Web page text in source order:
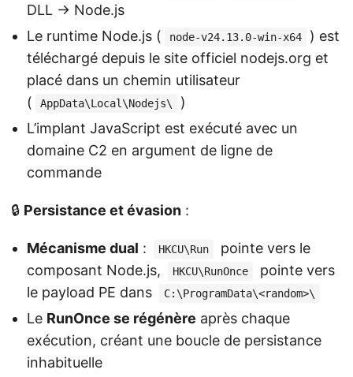
DLL → Node.js
Le runtime Node.js (
node-v24.13.0-win-x64
) est
téléchargé depuis le site officiel nodejs.org et
placé dans un chemin utilisateur
(
AppData\Local\Nodejs\
)
L’implant JavaScript est exécuté avec un
domaine C2 en argument de ligne de
commande
🔒 Persistance et évasion :
Mécanisme dual : HKCU\Run
pointe vers le
composant Node.js,
HKCU\RunOnce
pointe vers
le payload PE dans
C:\ProgramData\<random>\
Le RunOnce se régénère après chaque
exécution, créant une boucle de persistance
inhabituelle